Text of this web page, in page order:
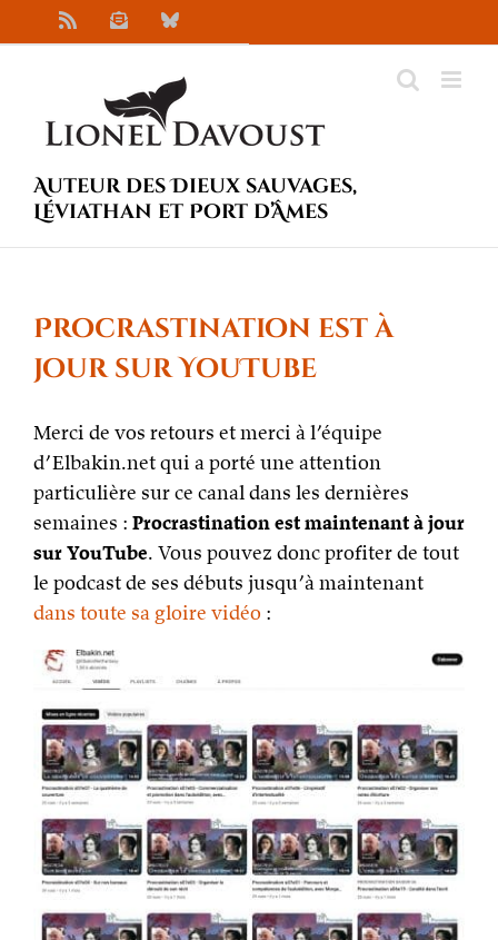
au
NewsletterBluesky
Auteur des Dieux sauvages,
Léviathan et Port d’Âmes
Procrastination est à
jour sur YouTube
Merci de vos retours et merci à l’équipe
d’Elbakin.net qui a porté une attention
particulière sur ce canal dans les dernières
semaines : Procrastination est maintenant à jour
sur YouTube. Vous pouvez donc profiter de tout
le podcast de ses débuts jusqu’à maintenant
dans toute sa gloire vidéo :